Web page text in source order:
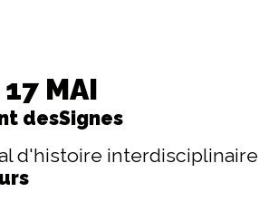
17 MAI
desSignes
d'histoire interdisciplinaire